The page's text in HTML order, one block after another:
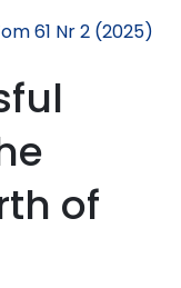
61 Nr 2 (2025)
of